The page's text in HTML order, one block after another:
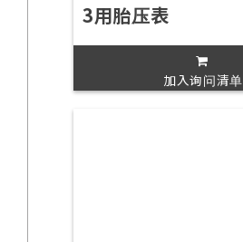
3用胎压表
加入询问清单